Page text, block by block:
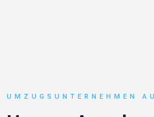
UMZUGSUNTERNEHMEN